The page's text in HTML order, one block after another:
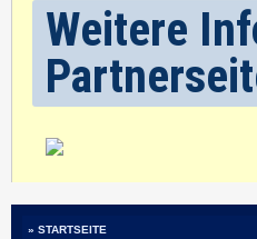
Weitere
» STARTSEITE